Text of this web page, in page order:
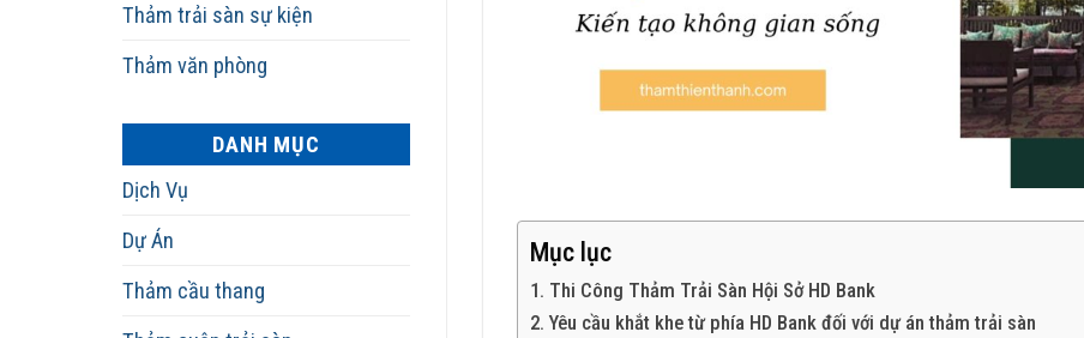
Thảm trải sàn sự kiện
Thảm văn phòng
DANH MỤC
Dịch Vụ
Dự Án
Thảm cầu thang
Mục lục
1. Thi Công Thảm Trải Sàn Hội Sở HD Bank
2. Yêu cầu khắt khe từ phía HD Bank đối với dự án thảm trải sàn